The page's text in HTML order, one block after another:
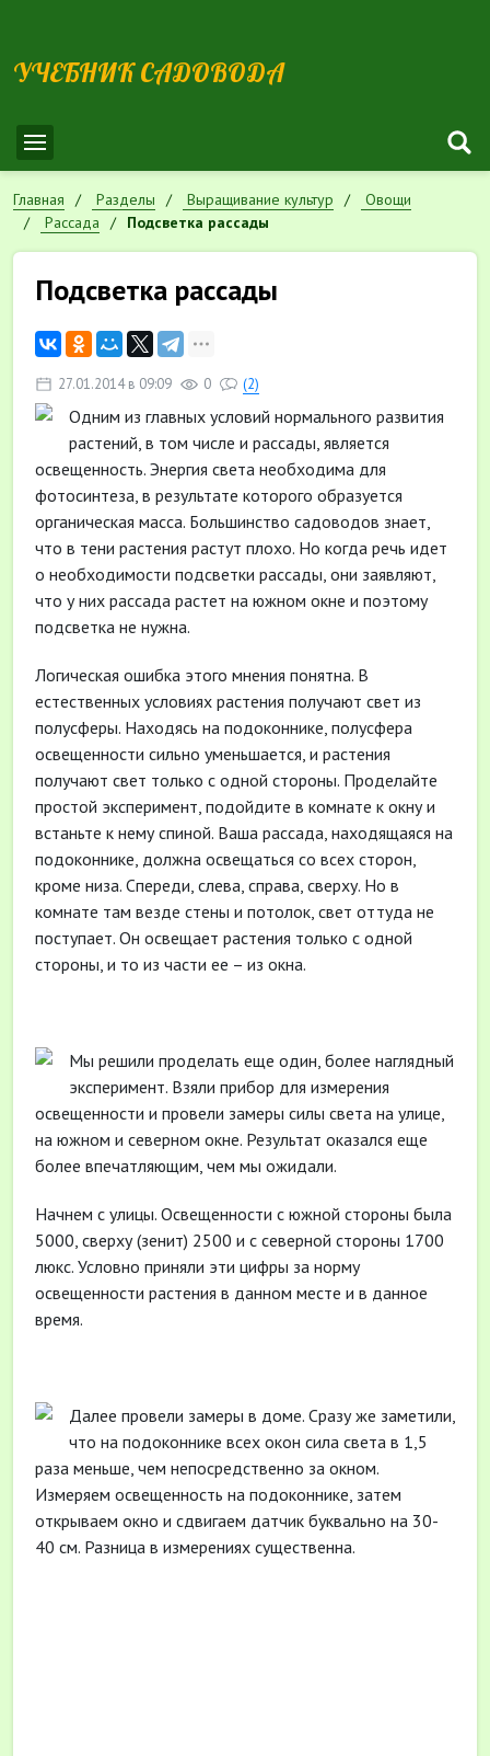
УЧЕБНИК САДОВОДА
Главная Разделы Выращивание культур
Овощи
Рассада
Подсветка рассады
Подсветка рассады
27.01.2014 в 09:09 0 (2)
Одним из главных условий нормального развития
растений, в том числе и рассады, является
освещенность. Энергия света необходима для
фотосинтеза, в результате которого образуется
органическая масса. Большинство садоводов знает,
что в тени растения растут плохо. Но когда речь идет
о необходимости подсветки рассады, они заявляют,
что у них рассада растет на южном окне и поэтому
подсветка не нужна.
Логическая ошибка этого мнения понятна. В
естественных условиях растения получают свет из
полусферы. Находясь на подоконнике, полусфера
освещенности сильно уменьшается, и растения
получают свет только с одной стороны. Проделайте
простой эксперимент, подойдите в комнате к окну и
встаньте к нему спиной. Ваша рассада, находящаяся на
подоконнике, должна освещаться со всех сторон,
кроме низа. Спереди, слева, справа, сверху. Но в
комнате там везде стены и потолок, свет оттуда не
поступает. Он освещает растения только с одной
стороны, и то из части ее – из окна.
Мы решили проделать еще один, более наглядный
эксперимент. Взяли прибор для измерения
освещенности и провели замеры силы света на улице,
на южном и северном окне. Результат оказался еще
более впечатляющим, чем мы ожидали.
Начнем с улицы. Освещенности с южной стороны была
5000, сверху (зенит) 2500 и с северной стороны 1700
люкс. Условно приняли эти цифры за норму
освещенности растения в данном месте и в данное
время.
Далее провели замеры в доме. Сразу же заметили,
что на подоконнике всех окон сила света в 1,5
раза меньше, чем непосредственно за окном.
Измеряем освещенность на подоконнике, затем
открываем окно и сдвигаем датчик буквально на 30-
40 см. Разница в измерениях существенна.